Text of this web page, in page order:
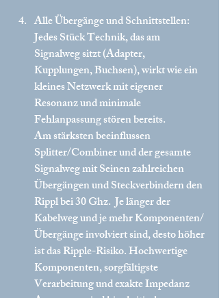
Alle Übergänge und Schnittstellen:
Jedes Stück Technik, das am
Signalweg sitzt (Adapter,
Kupplungen, Buchsen), wirkt wie ein
kleines Netzwerk mit eigener
Resonanz und minimale
Fehlanpassung stören bereits.
Am stärksten beeinflussen
Splitter/Combiner und der gesamte
Signalweg mit Seinen zahlreichen
Übergängen und Steckverbindern den
Rippl bei 30 Ghz.  Je länger der
Kabelweg und je mehr Komponenten/
Übergänge involviert sind, desto höher
ist das Ripple-Risiko. Hochwertige
Komponenten, sorgfältigste
Verarbeitung und exakte Impedanz